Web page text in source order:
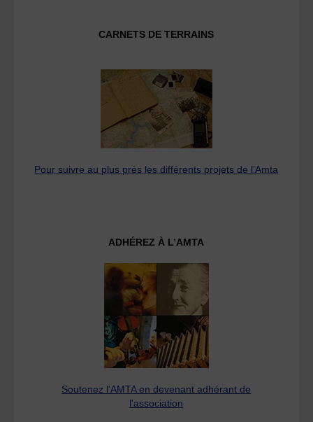
CARNETS DE TERRAINS
Pour suivre au plus près les différents projets de l’Amta
ADHÉREZ À L’AMTA
Soutenez l'AMTA en devenant adhérant de
l'association